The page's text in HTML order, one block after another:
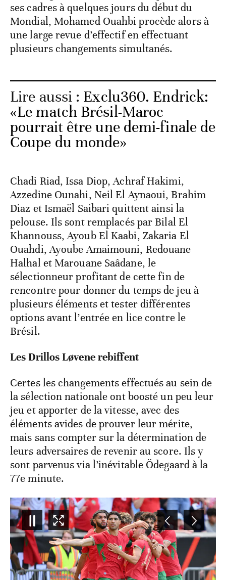
ses cadres à quelques jours du début du
Mondial, Mohamed Ouahbi procède alors à
une large revue d’effectif en effectuant
plusieurs changements simultanés.
Lire aussi : Exclu360. Endrick:
«Le match Brésil-Maroc
pourrait être une demi-finale de
Coupe du monde»
Chadi Riad, Issa Diop, Achraf Hakimi,
Azzedine Ounahi, Neil El Aynaoui, Brahim
Diaz et Ismaël Saibari quittent ainsi la
pelouse. Ils sont remplacés par Bilal El
Khannouss, Ayoub El Kaabi, Zakaria El
Ouahdi, Ayoube Amaimouni, Redouane
Halhal et Marouane Saâdane, le
sélectionneur profitant de cette fin de
rencontre pour donner du temps de jeu à
plusieurs éléments et tester différentes
options avant l’entrée en lice contre le
Brésil.
Les Drillos Løvene rebiffent
Certes les changements effectués au sein de
la sélection nationale ont boosté un peu leur
jeu et apporter de la vitesse, avec des
éléments avides de prouver leur mérite,
mais sans compter sur la détermination de
leurs adversaires de revenir au score. Ils y
sont parvenus via l’inévitable Ödegaard à la
77eminute.